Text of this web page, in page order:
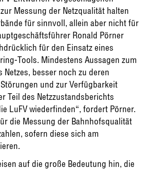
Messung der Netzqualität halten
für sinnvoll, allein aber nicht für
Ronald Pörner
für den Einsatz eines
Tools. Mindestens Aussagen zum
Netzes, besser noch zu deren
und zur Verfügbarkeit
Teil des Netzzustandsberichts
LuFV wiederfinden“, fordert Pörner.
die Messung der Bahnhofsqualität
sofern diese sich am
auf die große Bedeutung hin, die